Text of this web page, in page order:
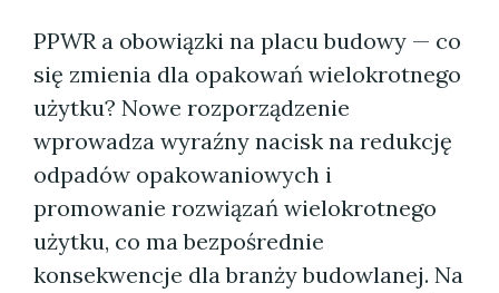
PPWR a obowiązki na placu budowy — co
się zmienia dla opakowań wielokrotnego
użytku? Nowe rozporządzenie
wprowadza wyraźny nacisk na redukcję
odpadów opakowaniowych i
promowanie rozwiązań wielokrotnego
użytku, co ma bezpośrednie
konsekwencje dla branży budowlanej. Na